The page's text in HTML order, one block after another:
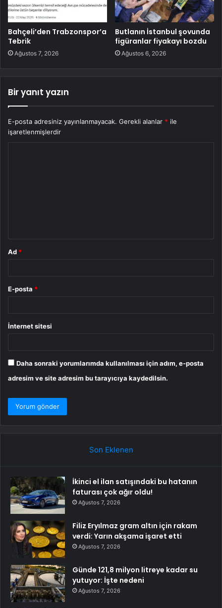
Bahçeli’den Trabzonspor’a
Tebrik
Ağustos 7, 2026
Butlanın İstanbul şovunda
figüranlar fiyakayı bozdu
Ağustos 6, 2026
Bir yanıt yazın
E-posta adresiniz yayınlanmayacak. Gerekli alanlar * ile
işaretlenmişlerdir
Ad *
E-posta *
İnternet sitesi
Daha sonraki yorumlarımda kullanılması için adım, e-posta
adresim ve site adresim bu tarayıcıya kaydedilsin.
Son Eklenen
İkinci el ilan satışındaki bu hatanın
faturası çok ağır oldu!
Ağustos 7, 2026
Filiz Eryılmaz gram altın için rakam
verdi: Yarın akşama işaret etti
Ağustos 7, 2026
Günde 121,8 milyon litreye kadar su
yutuyor: İşte nedeni
Ağustos 7, 2026